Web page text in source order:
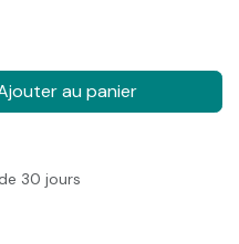
au panier
30 jours